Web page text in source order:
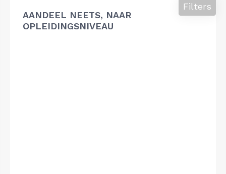
AANDEEL NEETS, NAAR
OPLEIDINGSNIVEAU
Filters